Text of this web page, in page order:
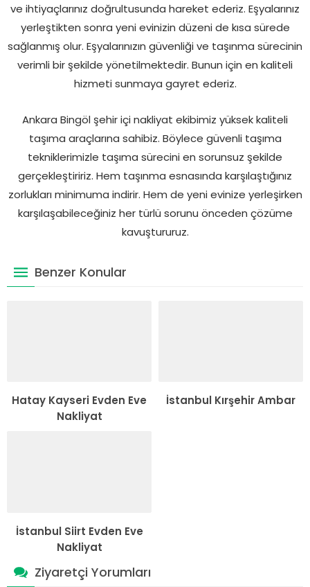
ve ihtiyaçlarınız doğrultusunda hareket ederiz. Eşyalarınız
yerleştikten sonra yeni evinizin düzeni de kısa sürede
sağlanmış olur. Eşyalarınızın güvenliği ve taşınma sürecinin
verimli bir şekilde yönetilmektedir. Bunun için en kaliteli
hizmeti sunmaya gayret ederiz.
Ankara Bingöl şehir içi nakliyat ekibimiz yüksek kaliteli
taşıma araçlarına sahibiz. Böylece güvenli taşıma
tekniklerimizle taşıma sürecini en sorunsuz şekilde
gerçekleştiririz. Hem taşınma esnasında karşılaştığınız
zorlukları minimuma indirir. Hem de yeni evinize yerleşirken
karşılaşabileceğiniz her türlü sorunu önceden çözüme
kavuştururuz.
Benzer Konular
Hatay Kayseri Evden Eve
Nakliyat
İstanbul Kırşehir Ambar
İstanbul Siirt Evden Eve
Nakliyat
Ziyaretçi Yorumları